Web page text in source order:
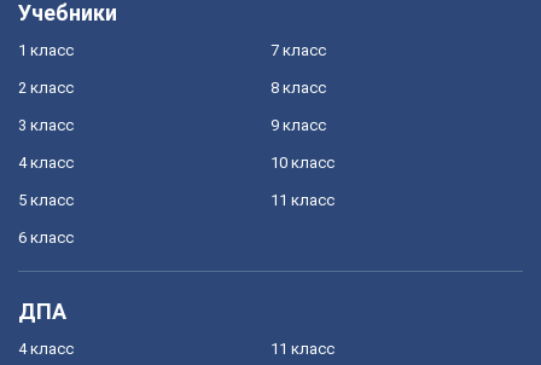
Учебники
1 класс
2 класс
3 класс
4 класс
5 класс
6 класс
7 класс
8 класс
9 класс
10 класс
11 класс
ДПА
4 класс 11 класс